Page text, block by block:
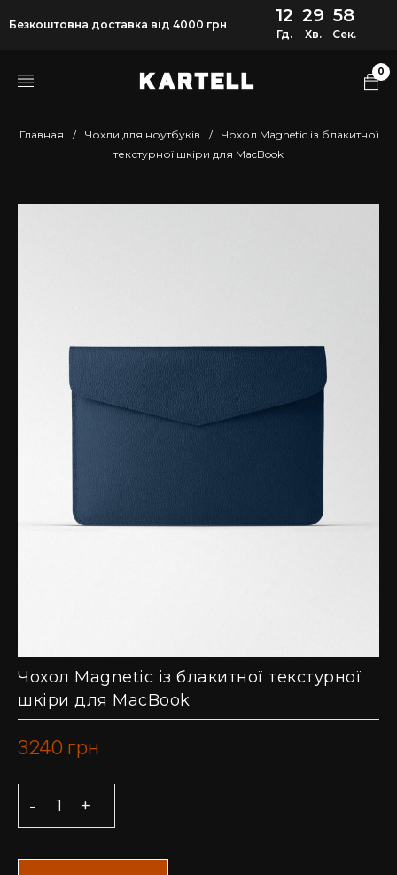
Безкоштовна доставка від 4000 грн 12
Гд.
29
Хв.
58
Сек.
0
Главная / Чохли для ноутбуків /
Чохол Magnetic із блакитної
текстурної шкіри для MacBook
Чохол Magnetic із блакитної текстурної
шкіри для MacBook
3240 грн